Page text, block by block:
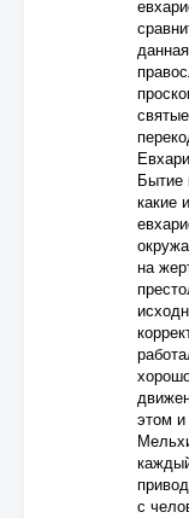
Бытие
какие
на
этом
с